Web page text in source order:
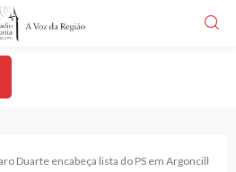
Duarte encabeça lista do PS em Argoncilhe